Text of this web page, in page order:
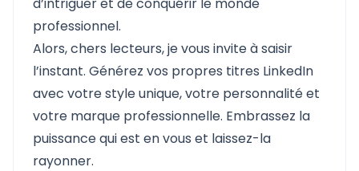
professionnel.
Alors, chers lecteurs, je vous invite à saisir
l’instant. Générez vos propres titres LinkedIn
avec votre style unique, votre personnalité et
votre marque professionnelle. Embrassez la
puissance qui est en vous et laissez-la
rayonner.